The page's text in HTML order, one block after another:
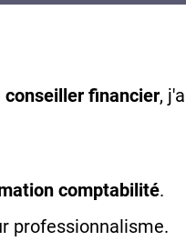
conseiller financier,
comptabilité.
professionnalisme.